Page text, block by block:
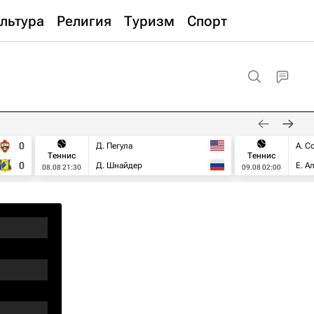
Религия Туризм Спорт
0
0
Теннис
08.08 21:30
Д. Пегула
Д. Шнайдер
Теннис
09.08 02:00
А.
Е.